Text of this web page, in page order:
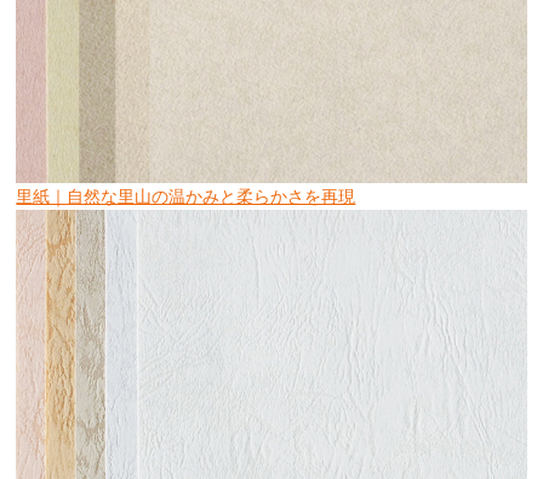
里紙｜自然な里山の温かみと柔らかさを再現